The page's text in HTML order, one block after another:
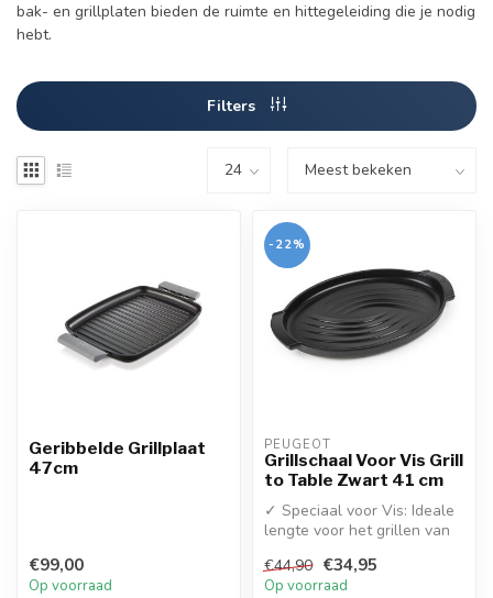
bak- en grillplaten bieden de ruimte en hittegeleiding die je nodig
hebt.
Filters
Geribbelde Grillplaat
47cm
€99,00
Op voorraad
-22%
PEUGEOT
Grillschaal Voor Vis Grill
to Table Zwart 41 cm
✓ Speciaal voor Vis: Ideale
lengte voor het grillen van
€44,90 €34,95
Op voorraad